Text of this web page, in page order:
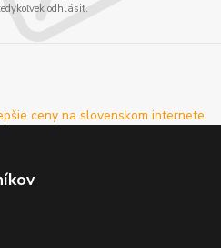
odhlásiť.